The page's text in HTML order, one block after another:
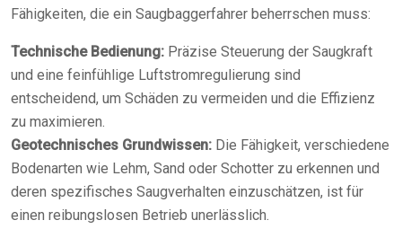
Fähigkeiten, die ein Saugbaggerfahrer beherrschen muss:
Technische Bedienung: Präzise Steuerung der Saugkraft
und eine feinfühlige Luftstromregulierung sind
entscheidend, um Schäden zu vermeiden und die Effizienz
zu maximieren.
Geotechnisches Grundwissen: Die Fähigkeit, verschiedene
Bodenarten wie Lehm, Sand oder Schotter zu erkennen und
deren spezifisches Saugverhalten einzuschätzen, ist für
einen reibungslosen Betrieb unerlässlich.